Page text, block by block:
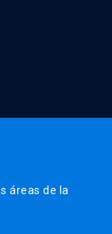
áreas de la